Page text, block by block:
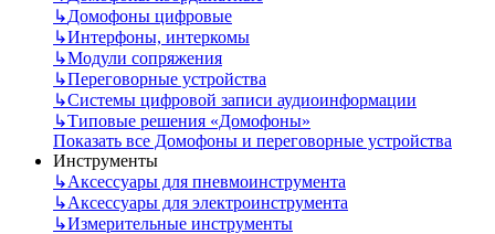
↳Домофоны цифровые
↳Интерфоны, интеркомы
↳Модули сопряжения
↳Переговорные устройства
↳Системы цифровой записи аудиоинформации
↳Типовые решения «Домофоны»
Показать все Домофоны и переговорные устройства
Инструменты
↳Аксессуары для пневмоинструмента
↳Аксессуары для электроинструмента
↳Измерительные инструменты